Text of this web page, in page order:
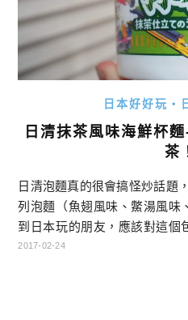
日本好好玩・
日清抹茶風味海鮮杯
茶
日清泡麵真的很會搞怪炒話題
列泡麵（魚翅風味、鱉湯風味
到日本玩的朋友，應該對這個
碗綠綠的就是「抹茶風味海鮮
2017-02-24